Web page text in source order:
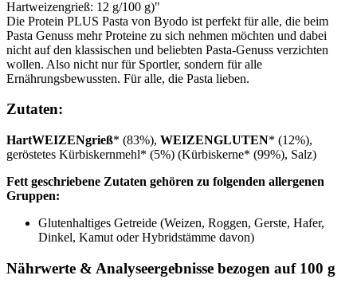
Hartweizengrieß: 12 g/100 g)"
Die Protein PLUS Pasta von Byodo ist perfekt für alle, die beim
Pasta Genuss mehr Proteine zu sich nehmen möchten und dabei
nicht auf den klassischen und beliebten Pasta-Genuss verzichten
wollen. Also nicht nur für Sportler, sondern für alle
Ernährungsbewussten. Für alle, die Pasta lieben.
Zutaten:
HartWEIZENgrieß* (83%), WEIZENGLUTEN* (12%),
geröstetes Kürbiskernmehl* (5%) (Kürbiskerne* (99%), Salz)
Fett geschriebene Zutaten gehören zu folgenden allergenen
Gruppen:
Glutenhaltiges Getreide (Weizen, Roggen, Gerste, Hafer,
Dinkel, Kamut oder Hybridstämme davon)
Nährwerte & Analyseergebnisse bezogen auf 100 g